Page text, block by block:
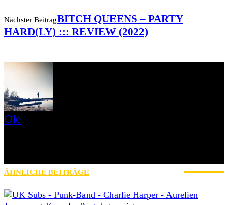
Nächster BeitragBITCH QUEENS – PARTY
HARD(LY) ::: REVIEW (2022)
Ole
ÄHNLICHE BEITRÄGE